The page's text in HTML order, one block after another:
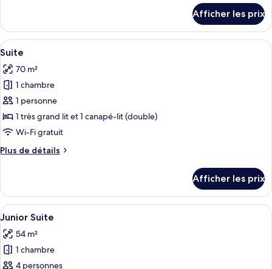
Suite
Junior
Afficher les prix
Afficher
toutes
les
photos
pour
ce
type
chambre :
Une chambre d’hôtel moderne
6
Suite
70 m²
1 chambre
1 personne
1 très grand lit et 1 canapé-lit (double)
Wi-Fi gratuit
Plus de détails
Plus
Suite
Afficher les prix
Afficher
toutes
les
photos
pour
Une chambre d’hôtel comprenant
5
Junior Suite
54 m²
1 chambre
4 personnes